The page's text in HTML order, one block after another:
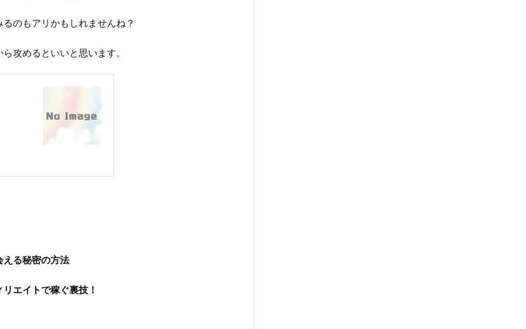
のもアリかもしれませんね？
攻めるといいと思います。
える秘密の方法
エイトで稼ぐ裏技！